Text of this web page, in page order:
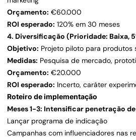
Orçamento: €60.000
ROI esperado: 120% em 30 meses
4. Diversificação (Prioridade: Baixa,
Objetivo: Projeto piloto para produtos
Medidas: Pesquisa de mercado,
Orçamento: €20.000
ROI esperado: Incerto, caráter
Roteiro de implementação
Meses 1-3: Intensificar penetração
Lançar programa de indicação
Campanhas com influenciadores nas